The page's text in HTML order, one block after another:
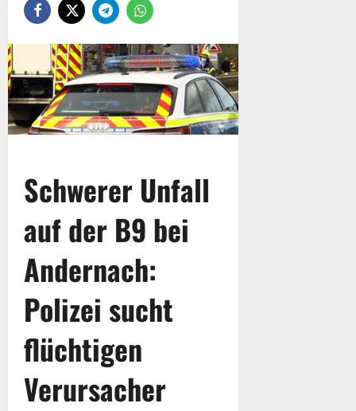
Schwerer Unfall
auf der B9 bei
Andernach:
Polizei sucht
flüchtigen
Verursacher